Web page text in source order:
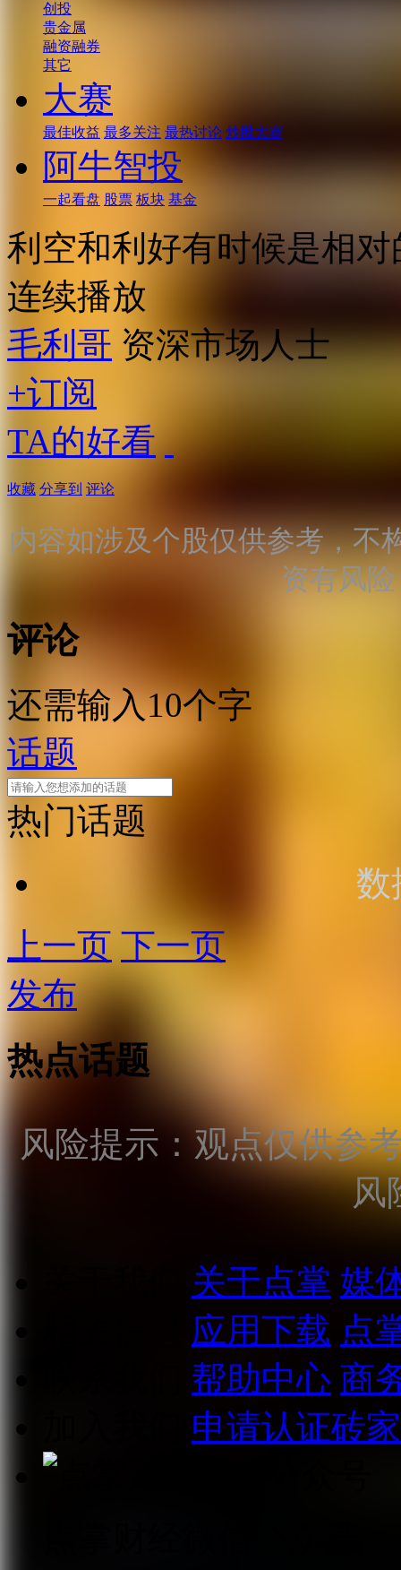
创投
贵金属
融资融券
其它
大赛
最佳收益 最多关注 最热讨论 炒股大赛
阿牛智投
一起看盘 股票 板块 基金
利空和利好有时候是相对
连续播放
毛利哥 资深市场人士
+订阅
TA的好看
收藏 分享到 评论
内容如涉及个股仅供参考，不
资有风
评论
还需输入10个字
话题
热门话题
数
上一页 下一页
发布
热点话题
风险提示：观点仅供参
风
关于点掌 媒
应用下载 点
帮助中心 商
申请认证砖家